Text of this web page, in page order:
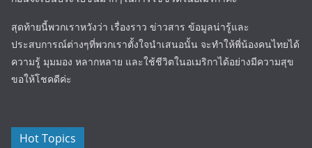
สุดท้ายนี้พวกเราหวังว่า เรื่องราว ข่าวสาร ข้อมูลน่ารู้และ
ประสบการณ์ต่างๆที่พวกเราตั้งใจนำเสนอนั้น จะทำให้พี่น้องคนไทยได้
ความรู้ มุมมอง หลากหลาย และใช้ชีวิตในอเมริกาได้อย่างมีความสุข
ขอให้โชคดีค่ะ
Hot Topics